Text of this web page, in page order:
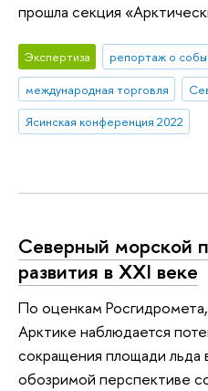
прошла секция
Экспертиза
репортаж о
международная торговля
Ясинская конференция 2022
Северный морской
развития в XXI веке
По оценкам
Арктике наблюдается
сокращения площади льда
обозримой перспективе